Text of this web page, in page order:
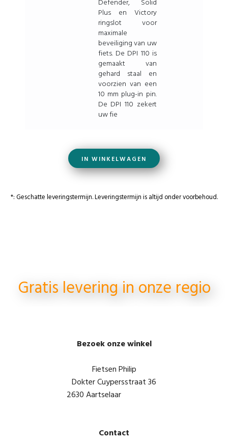
Plus en Victory
ringslot voor
maximale
beveiliging van uw
fiets. De DPI 110 is
gemaakt van
gehard staal en
voorzien van een
10 mm plug-in pin.
De DPI 110 zekert
uw fie
IN WINKELWAGEN
*: Geschatte leveringstermijn. Leveringstermijn is altijd onder voorbehoud.
Gratis levering in onze regio
Bezoek onze winkel
Fietsen Philip
Dokter Cuypersstraat 36
2630 Aartselaar
Contact